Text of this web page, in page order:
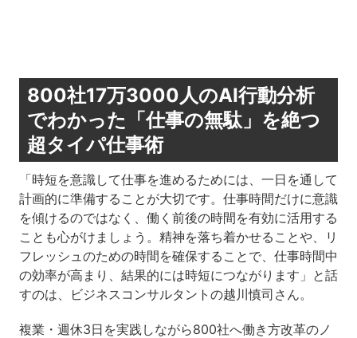
800社17万3000人のAI行動分析
でわかった「仕事の無駄」を絶つ
超タイパ仕事術
「時短を意識して仕事を進めるためには、一日を通して
計画的に準備することが大切です。仕事時間だけに意識
を傾けるのではなく、働く前後の時間を有効に活用する
ことも心がけましょう。精神を落ち着かせることや、リ
フレッシュのための時間を確保することで、仕事時間中
の効率が高まり、結果的には時短につながります」と話
すのは、ビジネスコンサルタントの越川慎司さん。
複業・週休3日を実践しながら800社へ働き方改革のノ